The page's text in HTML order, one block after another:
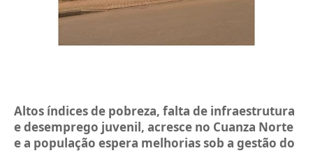
Altos índices de pobreza, falta de infraestrutura
e desemprego juvenil, acresce no Cuanza Norte
e a população espera melhorias sob a gestão do